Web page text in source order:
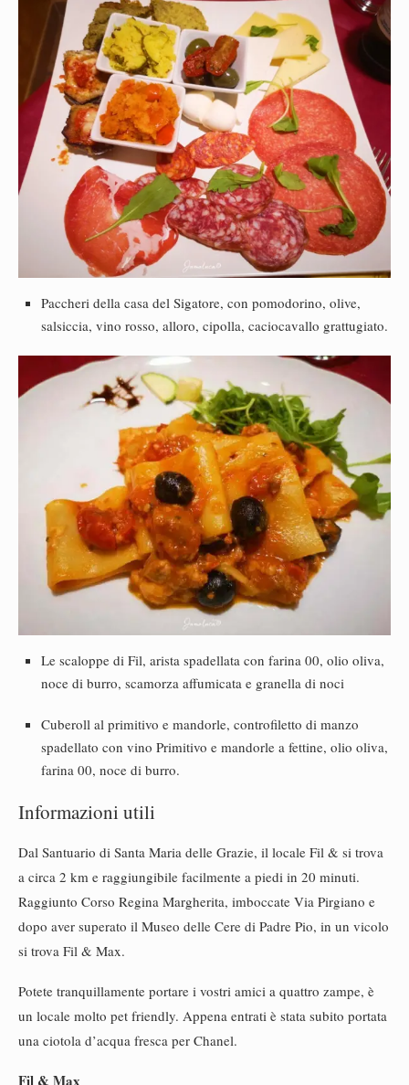
Paccheri della casa del Sigatore, con pomodorino, olive,
salsiccia, vino rosso, alloro, cipolla, caciocavallo grattugiato.
Le scaloppe di Fil, arista spadellata con farina 00, olio oliva,
noce di burro, scamorza affumicata e granella di noci
Cuberoll al primitivo e mandorle, controfiletto di manzo
spadellato con vino Primitivo e mandorle a fettine, olio oliva,
farina 00, noce di burro.
Informazioni utili
Dal Santuario di Santa Maria delle Grazie, il locale Fil & si trova
a circa 2 km e raggiungibile facilmente a piedi in 20 minuti.
Raggiunto Corso Regina Margherita, imboccate Via Pirgiano e
dopo aver superato il Museo delle Cere di Padre Pio, in un vicolo
si trova Fil & Max.
Potete tranquillamente portare i vostri amici a quattro zampe, è
un locale molto pet friendly. Appena entrati è stata subito portata
una ciotola d’acqua fresca per Chanel.
Fil & Max